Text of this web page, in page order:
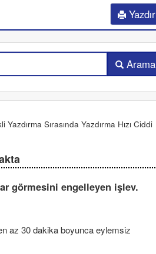
Yazdır
Arama
Yazdırma Sırasında Yazdırma Hızı Ciddi
görmesini engelleyen işlev.
az 30dakika boyunca eylemsiz